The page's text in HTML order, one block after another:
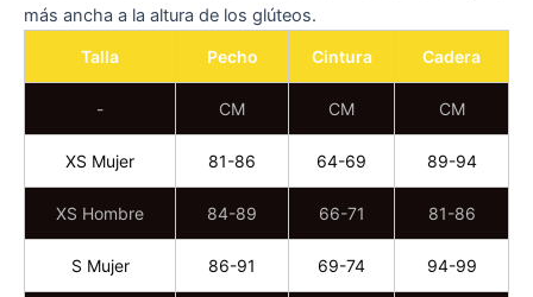
más ancha a la altura de los glúteos.
Talla Pecho Cintura Cadera
- CM CM CM
XS Mujer 81-86 64-69 89-94
XS Hombre 84-89 66-71 81-86
S Mujer 86-91 69-74 94-99